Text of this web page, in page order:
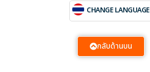
CHANGE LANGUAGE
กลับด้านบน